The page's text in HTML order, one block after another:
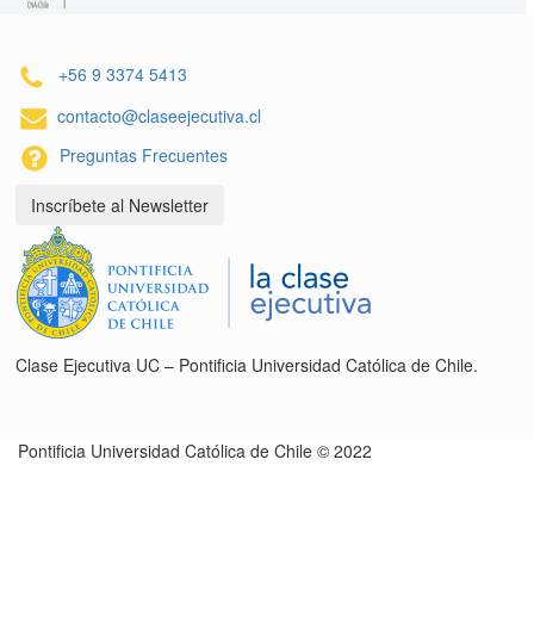
+56 9 3374 5413
contacto@claseejecutiva.cl
Preguntas Frecuentes
Inscríbete al Newsletter
Clase Ejecutiva UC – Pontificia Universidad Católica de Chile.
Pontificia Universidad Católica de Chile © 2022